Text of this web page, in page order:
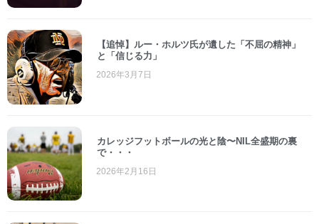
【追悼】ルー・ホルツ氏が遺した「不屈の精神」
と「信じる力」
2026年3月7日
カレッジフットボールの光と陰〜NIL全盛期の裏
で・・・
2026年2月16日